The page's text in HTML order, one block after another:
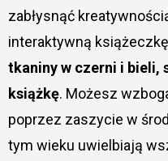
zabłysnąć
interaktywną
tkaniny w czerni i bieli,
książkę. Możesz
poprzez zaszycie w
tym wieku uwielbiają